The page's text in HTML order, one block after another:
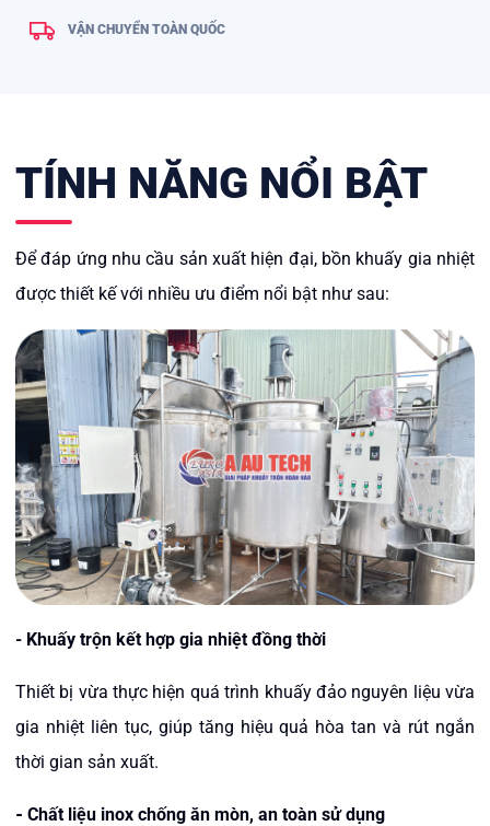
VẬN CHUYỂN TOÀN QUỐC
TÍNH NĂNG NỔI BẬT
Để đáp ứng nhu cầu sản xuất hiện đại, bồn khuấy gia nhiệt
được thiết kế với nhiều ưu điểm nổi bật như sau:
- Khuấy trộn kết hợp gia nhiệt đồng thời
Thiết bị vừa thực hiện quá trình khuấy đảo nguyên liệu vừa
gia nhiệt liên tục, giúp tăng hiệu quả hòa tan và rút ngắn
thời gian sản xuất.
- Chất liệu inox chống ăn mòn, an toàn sử dụng